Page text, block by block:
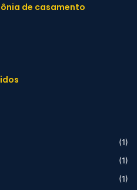
de casamento
(1)
(1)
(1)